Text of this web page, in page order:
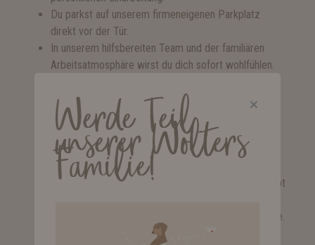
Du parkst auf unserem firmeneigenen Parkplatz
direkt vor der Tür.
In unserem hilfsbereiten Team und der familiären
Arbeitsatmosphäre wirst du dich sofort wohlfühlen.
rechnen.
Du erhältst ein attraktives Gehalt und 28 Urlaubstage
im Jahr.
Aufgrund geregelter Arbeitszeiten ermöglichen wir
dir eine gute Vereinbarkeit von Familie und Beruf.
Freue dich auf freie Wochenenden. Schichtdienst gibt
Wir schenken dir täglich 25 Minuten Frühstückspause.
Mit einer betrieblichen Altersvorsorge denken wir
Werde Teil
unserer Wolters
Familie!